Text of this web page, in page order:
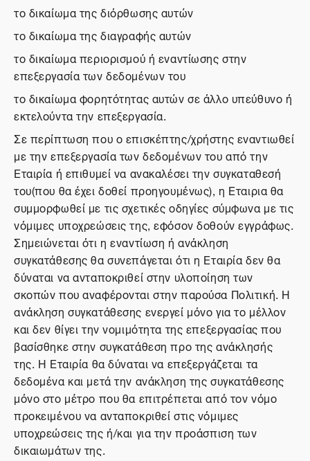
το δικαίωμα της διόρθωσης αυτών
το δικαίωμα της διαγραφής αυτών
το δικαίωμα περιορισμού ή εναντίωσης στην
επεξεργασία των δεδομένων του
το δικαίωμα φορητότητας αυτών σε άλλο υπεύθυνο ή
εκτελούντα την επεξεργασία.
Σε περίπτωση που ο επισκέπτης/χρήστης εναντιωθεί
με την επεξεργασία των δεδομένων του από την
Εταιρία ή επιθυμεί να ανακαλέσει την συγκαταθεσή
του(που θα έχει δοθεί προηγουμένως), η Εταιρια θα
συμμορφωθεί με τις σχετικές οδηγίες σύμφωνα με τις
νόμιμες υποχρεώσεις της, εφόσον δοθούν εγγράφως.
Σημειώνεται ότι η εναντίωση ή ανάκληση
συγκατάθεσης θα συνεπάγεται ότι η Εταιρία δεν θα
δύναται να ανταποκριθεί στην υλοποίηση των
σκοπών που αναφέρονται στην παρούσα Πολιτική. Η
ανάκληση συγκατάθεσης ενεργεί μόνο για το μέλλον
και δεν θίγει την νομιμότητα της επεξεργασίας που
βασίσθηκε στην συγκατάθεση προ της ανάκλησής
της. Η Εταιρία θα δύναται να επεξεργάζεται τα
δεδομένα και μετά την ανάκληση της συγκατάθεσης
μόνο στο μέτρο που θα επιτρέπεται από τον νόμο
προκειμένου να ανταποκριθεί στις νόμιμες
υποχρεώσεις της ή/και για την προάσπιση των
δικαιωμάτων της.